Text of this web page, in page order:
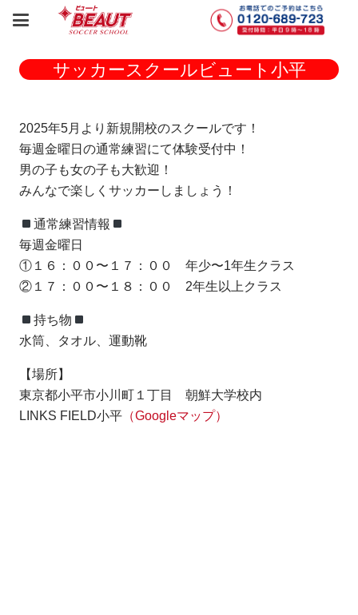
サッカースクールビュート小平
2025年5月より新規開校のスクールです！
毎週金曜日の通常練習にて体験受付中！
男の子も女の子も大歓迎！
みんなで楽しくサッカーしましょう！
通常練習情報
毎週金曜日
①１６：００〜１７：００ 年少〜1年生クラス
②１７：００〜１８：００ 2年生以上クラス
持ち物
水筒、タオル、運動靴
【場所】
東京都小平市小川町１丁目 朝鮮大学校内
LINKS FIELD小平 （Googleマップ）